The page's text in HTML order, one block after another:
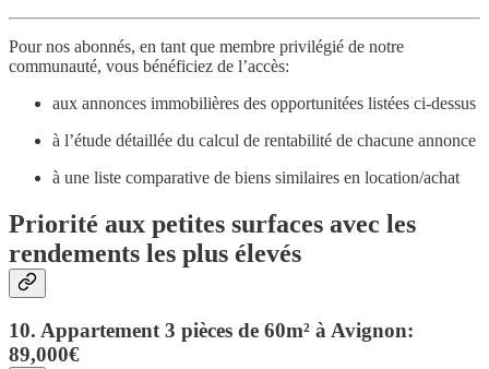
Pour nos abonnés, en tant que membre privilégié de notre
communauté, vous bénéficiez de l’accès:
aux annonces immobilières des opportunitées listées ci-dessus
à l’étude détaillée du calcul de rentabilité de chacune annonce
à une liste comparative de biens similaires en location/achat
Priorité aux petites surfaces avec les
rendements les plus élevés
10. Appartement 3 pièces de 60m² à Avignon:
89,000€